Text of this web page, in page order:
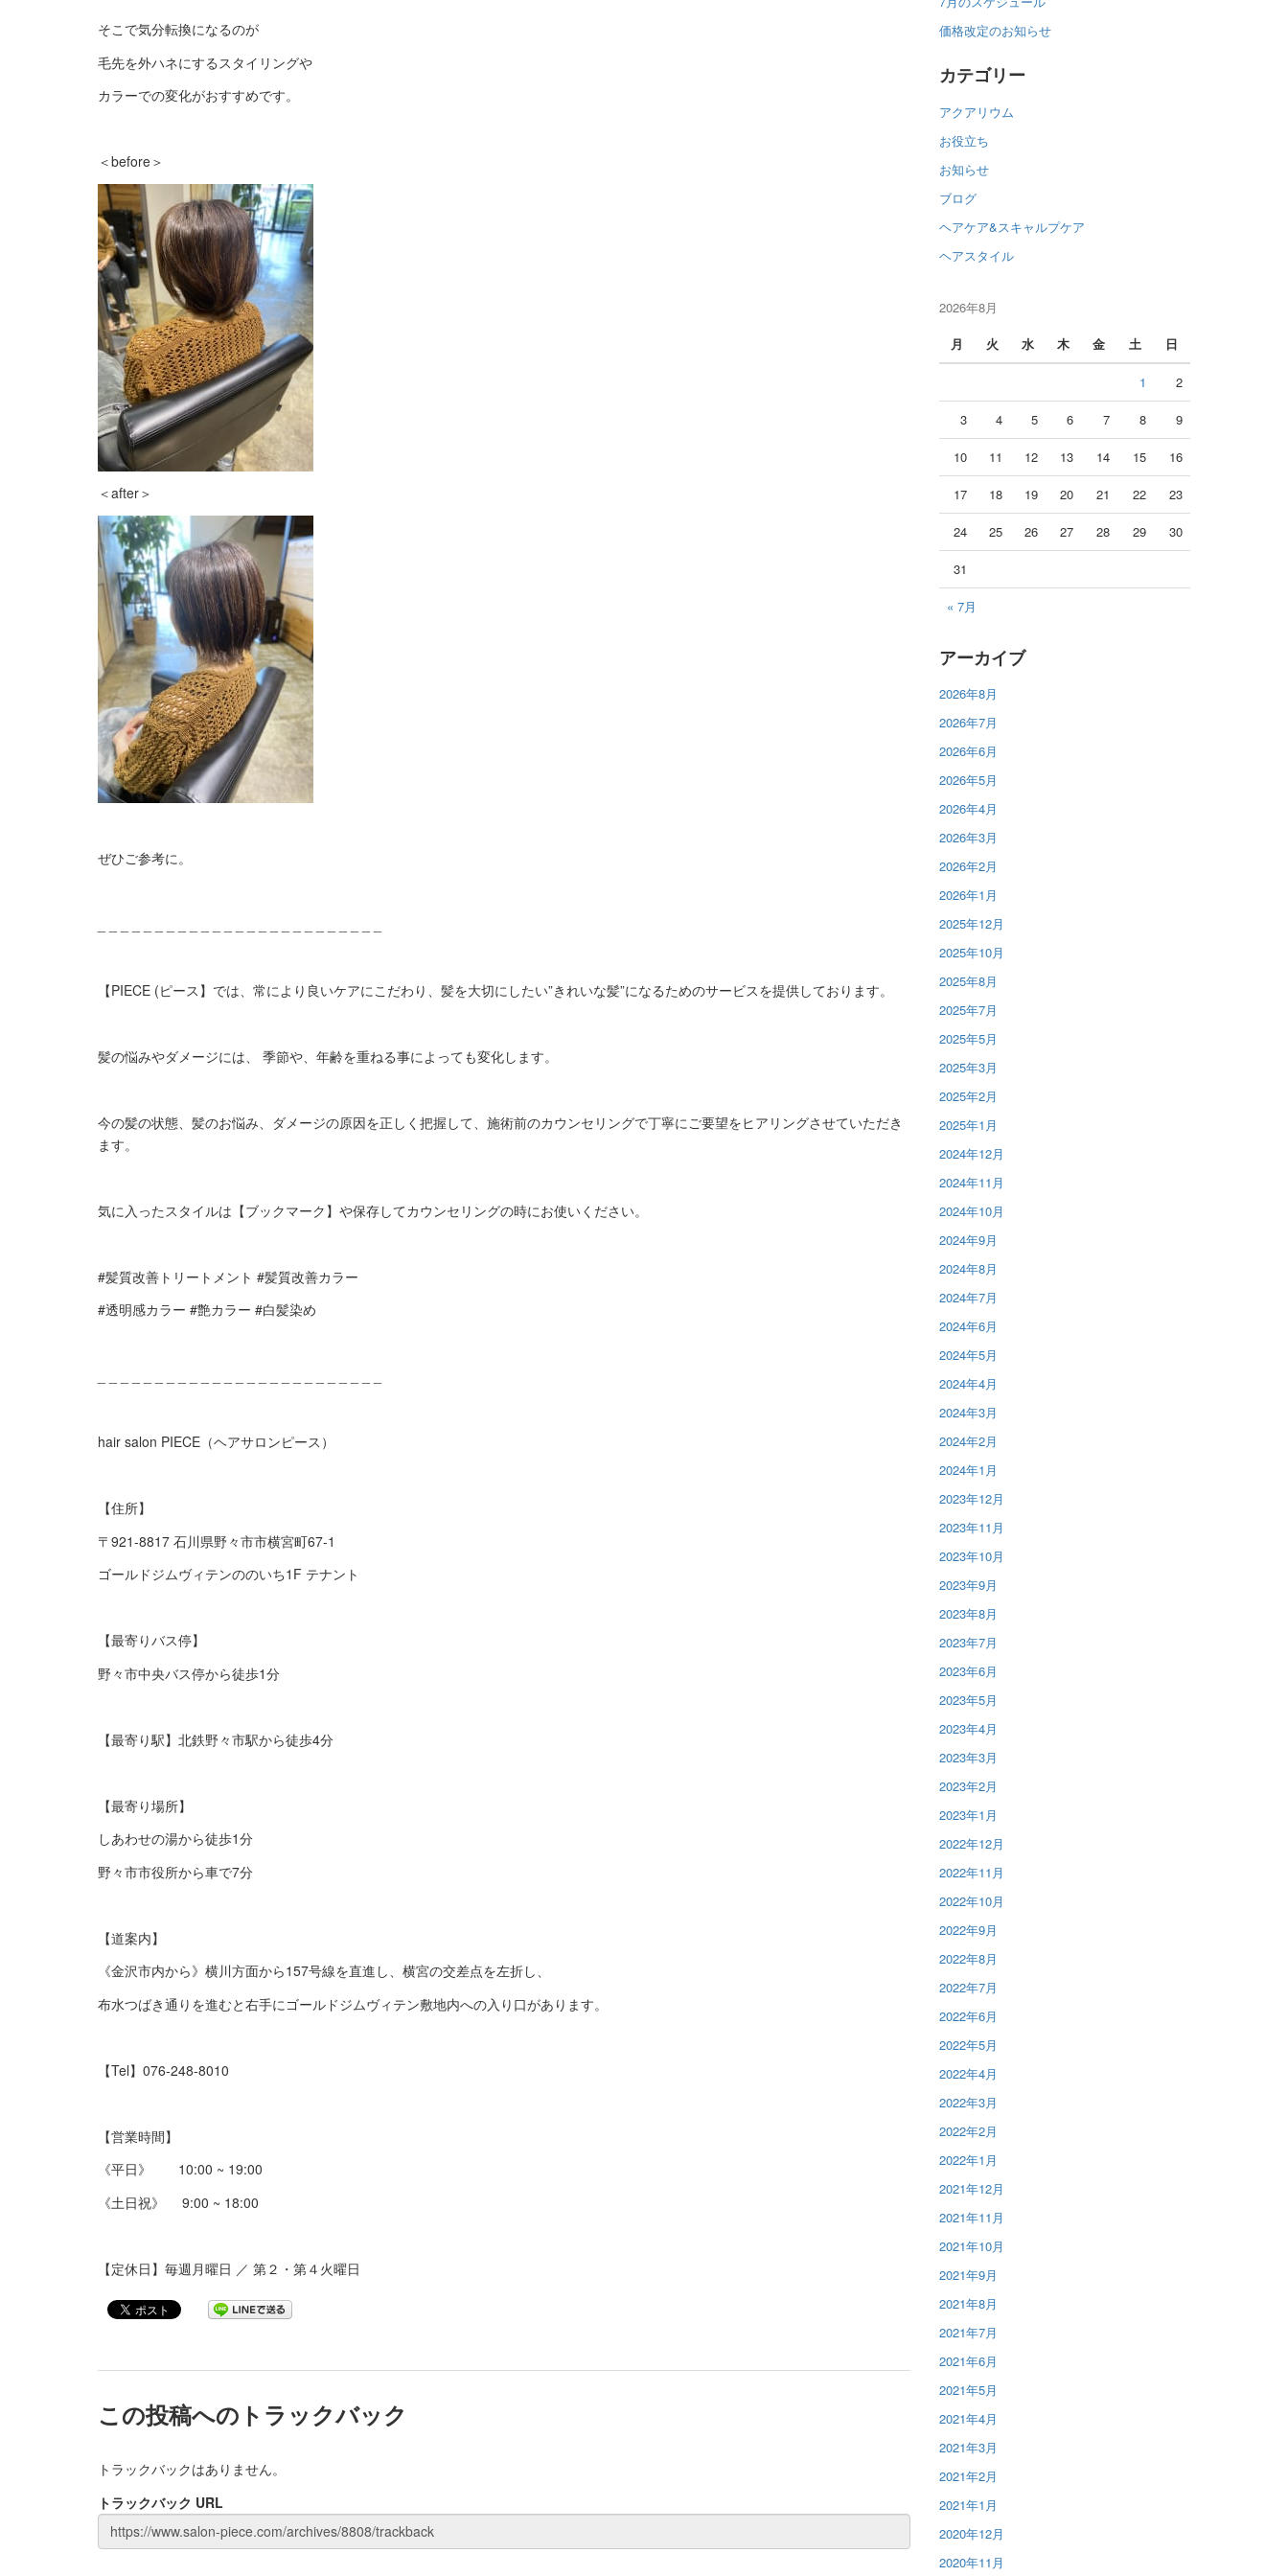
そこで気分転換になるのが
毛先を外ハネにするスタイリングや
カラーでの変化がおすすめです。
＜before＞
＜after＞
ぜひご参考に。
【PIECE (ピース】では、常により良いケアにこだわり、髪を大切にしたい”きれいな髪”になるためのサービスを提供しております。
髪の悩みやダメージには、 季節や、年齢を重ねる事によっても変化します。
今の髪の状態、髪のお悩み、ダメージの原因を正しく把握して、施術前のカウンセリングで丁寧にご要望をヒアリングさせていただき
ます。
気に入ったスタイルは【ブックマーク】や保存してカウンセリングの時にお使いください。
#髪質改善トリートメント #髪質改善カラー
#透明感カラー #艶カラー #白髪染め
hair salon PIECE（ヘアサロンピース）
【住所】
〒921-8817 石川県野々市市横宮町67-1
ゴールドジムヴィテンののいち1F テナント
【最寄りバス停】
野々市中央バス停から徒歩1分
【最寄り駅】北鉄野々市駅から徒歩4分
【最寄り場所】
しあわせの湯から徒歩1分
野々市市役所から車で7分
【道案内】
《金沢市内から》横川方面から157号線を直進し、横宮の交差点を左折し、
布水つばき通りを進むと右手にゴールドジムヴィテン敷地内への入り口があります。
【Tel】076-248-8010
【営業時間】
《平日》 10:00 ~ 19:00
《土日祝》 9:00 ~ 18:00
【定休日】毎週月曜日 ／ 第２・第４火曜日
この投稿へのトラックバック
トラックバックはありません。
トラックバック URL
価格改定のお知らせ
カテゴリー
アクアリウム
お役立ち
お知らせ
ブログ
ヘアケア&スキャルプケア
ヘアスタイル
2026年8月
月
火 水 木 金 土 日
« 7月
1 2
3 4 5 6 7 8 9
10 11 12 13 14 15 16
17 18 19 20 21 22 23
24 25 26 27 28 29 30
31
アーカイブ
2026年8月
2026年7月
2026年6月
2026年5月
2026年4月
2026年3月
2026年2月
2026年1月
2025年12月
2025年10月
2025年8月
2025年7月
2025年5月
2025年3月
2025年2月
2025年1月
2024年12月
2024年11月
2024年10月
2024年9月
2024年8月
2024年7月
2024年6月
2024年5月
2024年4月
2024年3月
2024年2月
2024年1月
2023年12月
2023年11月
2023年10月
2023年9月
2023年8月
2023年7月
2023年6月
2023年5月
2023年4月
2023年3月
2023年2月
2023年1月
2022年12月
2022年11月
2022年10月
2022年9月
2022年8月
2022年7月
2022年6月
2022年5月
2022年4月
2022年3月
2022年2月
2022年1月
2021年12月
2021年11月
2021年10月
2021年9月
2021年8月
2021年7月
2021年6月
2021年5月
2021年4月
2021年3月
2021年2月
2021年1月
2020年12月
2020年11月